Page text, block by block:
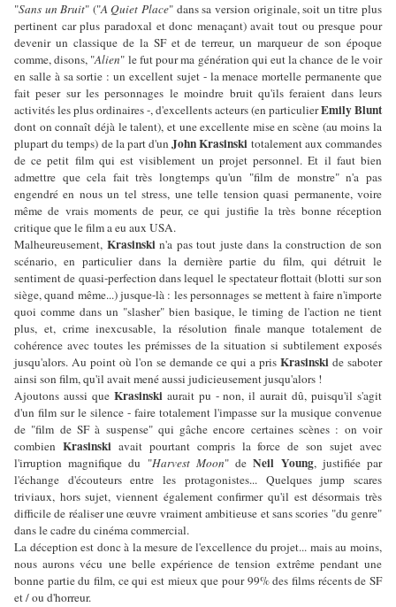
"Sans un Bruit" ("A Quiet Place" dans sa version originale, soit un titre plus
pertinent car plus paradoxal et donc menaçant) avait tout ou presque pour
devenir un classique de la SF et de terreur, un marqueur de son époque
comme, disons, "Alien" le fut pour ma génération qui eut la chance de le voir
en salle à sa sortie : un excellent sujet - la menace mortelle permanente que
fait peser sur les personnages le moindre bruit qu'ils feraient dans leurs
activités les plus ordinaires -, d'excellents acteurs (en particulierEmily Blunt
dont on connaît déjà le talent), et une excellente mise en scène (au moins la
plupart du temps) de la part d'unJohn Krasinski totalement aux commandes
de ce petit film qui est visiblement un projet personnel. Et il faut bien
admettre que cela fait très longtemps qu'un "film de monstre" n'a pas
engendré en nous un tel stress, une telle tension quasi permanente, voire
même de vrais moments de peur, ce qui justifie la très bonne réception
critique que le film a eu aux USA.
Malheureusement, Krasinskin'a pas tout juste dans la construction de son
scénario, en particulier dans la dernière partie du film, qui détruit le
sentiment de quasi-perfection dans lequel le spectateur flottait (blotti sur son
siège, quand même...) jusque-là : les personnages se mettent à faire n'importe
quoi comme dans un "slasher" bien basique, le timing de l'action ne tient
plus, et, crime inexcusable, la résolution finale manque totalement de
cohérence avec toutes les prémisses de la situation si subtilement exposés
jusqu'alors. Au point où l'on se demande ce qui a pris Krasinski de saboter
ainsi son film, qu'il avait mené aussi judicieusement jusqu'alors !
Ajoutons aussi que Krasinskiaurait pu - non, il aurait dû, puisqu'il s'agit
d'un film sur le silence - faire totalement l'impasse sur la musique convenue
de "film de SF à suspense" qui gâche encore certaines scènes : on voir
combien Krasinskiavait pourtant compris la force de son sujet avec
l'irruption magnifique du "Harvest Moon" deNeil Young, justifiée par
l'échange d'écouteurs entre les protagonistes... Quelques jump scares
triviaux, hors sujet, viennent également confirmer qu'il est désormais très
difficile de réaliser une œuvre vraiment ambitieuse et sans scories "du genre"
dans le cadre du cinéma commercial.
La déception est donc à la mesure de l'excellence du projet... mais au moins,
nous aurons vécu une belle expérience de tension extrême pendant une
bonne partie du film, ce qui est mieux que pour 99% des films récents de SF
et / ou d'horreur.